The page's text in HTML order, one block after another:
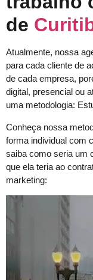
de
Atualmente, nossa
para cada cliente de
de cada empresa,
digital, presencial ou
uma metodologia:
Conheça nossa
forma individual com
saiba como seria um
que ela teria ao
marketing: